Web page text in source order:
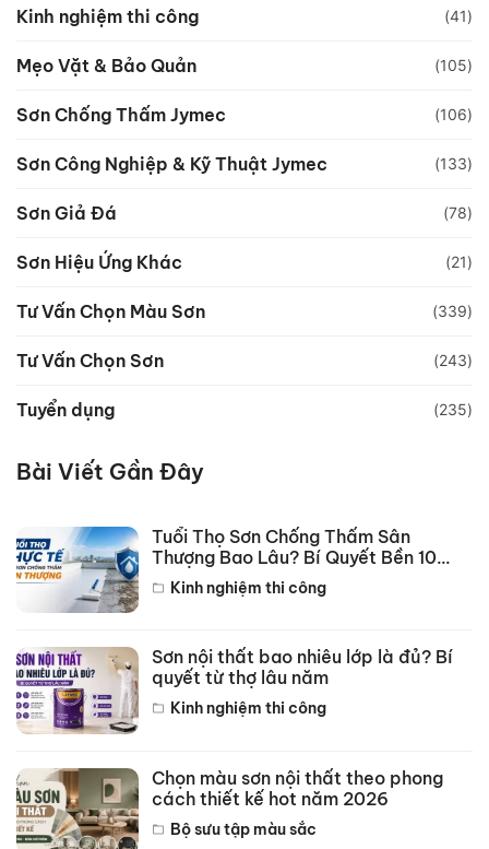
Kinh nghiệm thi công (41)
Mẹo Vặt & Bảo Quản (105)
Sơn Chống Thấm Jymec (106)
Sơn Công Nghiệp & Kỹ Thuật Jymec (133)
Sơn Giả Đá (78)
Sơn Hiệu Ứng Khác (21)
Tư Vấn Chọn Màu Sơn (339)
Tư Vấn Chọn Sơn (243)
Tuyển dụng (235)
Bài Viết Gần Đây
Tuổi Thọ Sơn Chống Thấm Sân
Thượng Bao Lâu? Bí Quyết Bền 10
NămKinh nghiệm thi công
Sơn nội thất bao nhiêu lớp là đủ? Bí
quyết từ thợ lâu năm
Kinh nghiệm thi công
Chọn màu sơn nội thất theo phong
cách thiết kế hot năm 2026
Bộ sưu tập màu sắc